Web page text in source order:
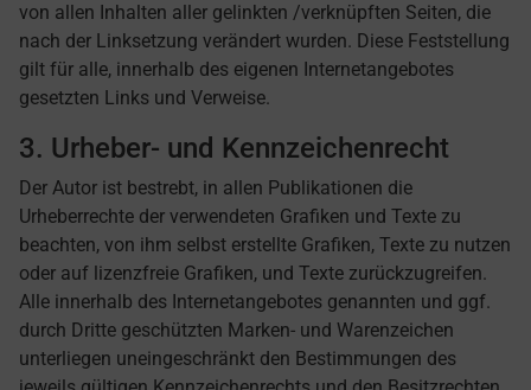
von allen Inhalten aller gelinkten /verknüpften Seiten, die
nach der Linksetzung verändert wurden. Diese Feststellung
gilt für alle, innerhalb des eigenen Internetangebotes
gesetzten Links und Verweise.
3. Urheber- und Kennzeichenrecht
Der Autor ist bestrebt, in allen Publikationen die
Urheberrechte der verwendeten Grafiken und Texte zu
beachten, von ihm selbst erstellte Grafiken, Texte zu nutzen
oder auf lizenzfreie Grafiken, und Texte zurückzugreifen.
Alle innerhalb des Internetangebotes genannten und ggf.
durch Dritte geschützten Marken- und Warenzeichen
unterliegen uneingeschränkt den Bestimmungen des